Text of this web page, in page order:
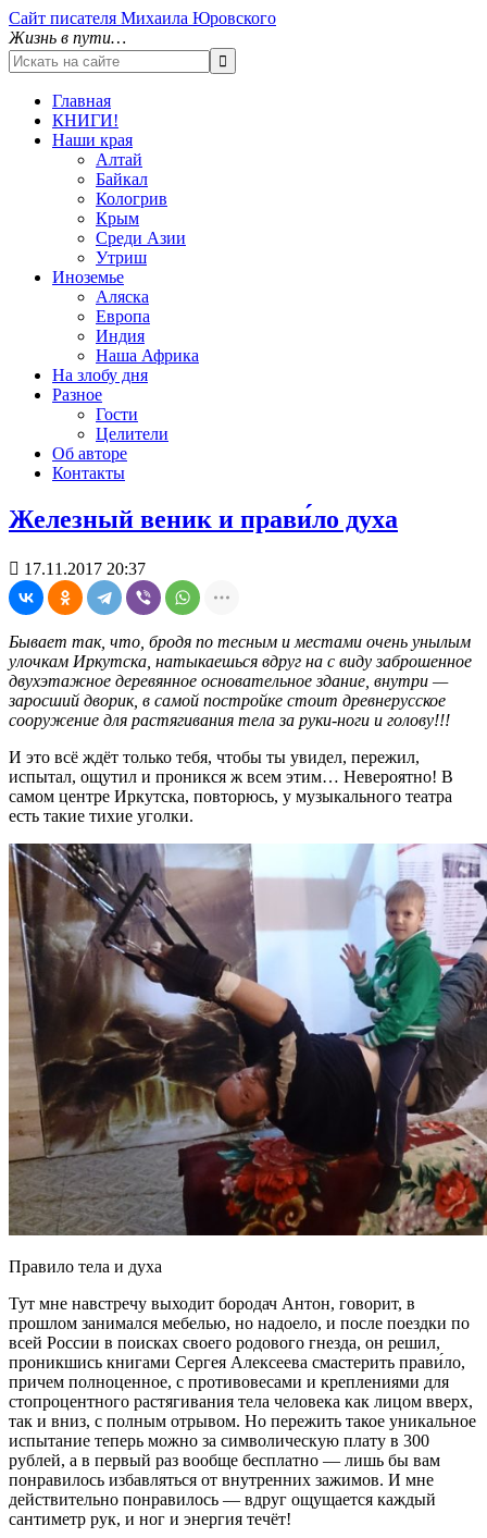
Сайт писателя Михаила Юровского
Жизнь в пути…
Главная
КНИГИ!
Наши края
Алтай
Байкал
Кологрив
Крым
Среди Азии
Утриш
Иноземье
Аляска
Европа
Индия
Наша Африка
На злобу дня
Разное
Гости
Целители
Об авторе
Контакты
Железный веник и прави́ло духа
 17.11.2017 20:37
Бывает так, что, бродя по тесным и местами очень унылым
улочкам Иркутска, натыкаешься вдруг на с виду заброшенное
двухэтажное деревянное основательное здание, внутри —
заросший дворик, в самой постройке стоит древнерусское
сооружение для растягивания тела за руки-ноги и голову!!!
И это всё ждёт только тебя, чтобы ты увидел, пережил,
испытал, ощутил и проникся ж всем этим… Невероятно! В
самом центре Иркутска, повторюсь, у музыкального театра
есть такие тихие уголки.
Правило тела и духа
Тут мне навстречу выходит бородач Антон, говорит, в
прошлом занимался мебелью, но надоело, и после поездки по
всей России в поисках своего родового гнезда, он решил,
проникшись книгами Сергея Алексеева смастерить прави́ло,
причем полноценное, с противовесами и креплениями для
стопроцентного растягивания тела человека как лицом вверх,
так и вниз, с полным отрывом. Но пережить такое уникальное
испытание теперь можно за символическую плату в 300
рублей, а в первый раз вообще бесплатно — лишь бы вам
понравилось избавляться от внутренних зажимов. И мне
действительно понравилось — вдруг ощущается каждый
сантиметр рук, и ног и энергия течёт!